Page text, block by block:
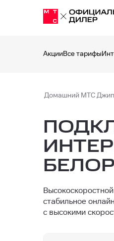
АкцииВсе тарифы
Домашний МТС
стабильное
с высокими